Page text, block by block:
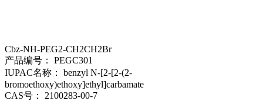
Cbz-NH-PEG2-CH2CH2Br
产品编号：
PEGC301
IUPAC名称： benzyl N-[2-[2-(2-
bromoethoxy)ethoxy]ethyl]carbamate
CAS号：
2100283-00-7